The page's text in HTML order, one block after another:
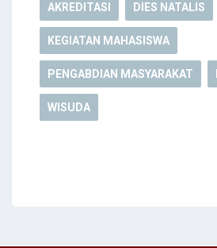
AKREDITASI DIES NATALIS
KEGIATAN MAHASISWA
PENGABDIAN MASYARAKAT
WISUDA